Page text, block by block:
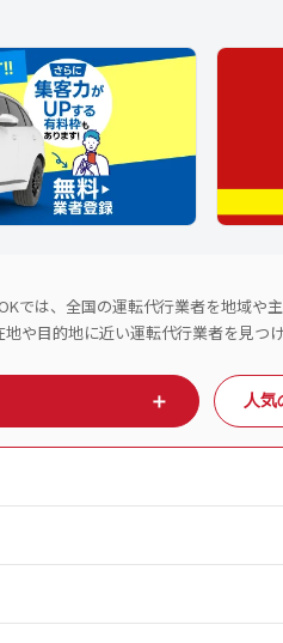
では、全国の運転代行業者を地域や
地や目的地に近い運転代行業者を見つ
＋ 人気